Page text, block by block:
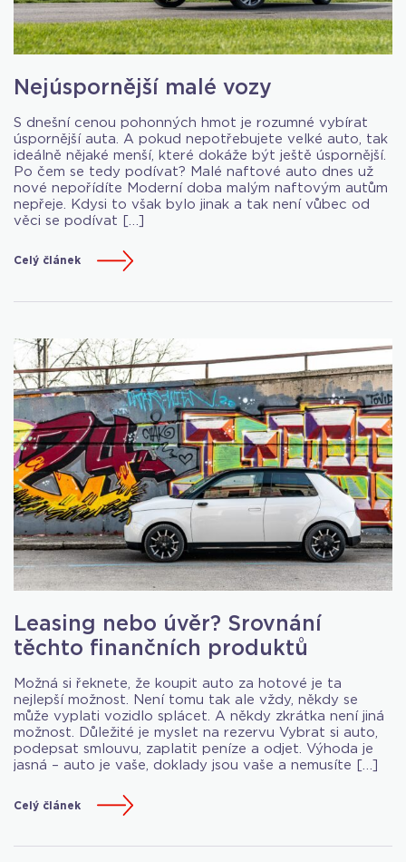
Nejúspornější malé vozy
S dnešní cenou pohonných hmot je rozumné vybírat
úspornější auta. A pokud nepotřebujete velké auto, tak
ideálně nějaké menší, které dokáže být ještě úspornější.
Po čem se tedy podívat? Malé naftové auto dnes už
nové nepořídíte Moderní doba malým naftovým autům
nepřeje. Kdysi to však bylo jinak a tak není vůbec od
věci se podívat […]
Celý článek
Leasing nebo úvěr? Srovnání
těchto finančních produktů
Možná si řeknete, že koupit auto za hotové je ta
nejlepší možnost. Není tomu tak ale vždy, někdy se
může vyplati vozidlo splácet. A někdy zkrátka není jiná
možnost. Důležité je myslet na rezervu Vybrat si auto,
podepsat smlouvu, zaplatit peníze a odjet. Výhoda je
jasná – auto je vaše, doklady jsou vaše a nemusíte […]
Celý článek